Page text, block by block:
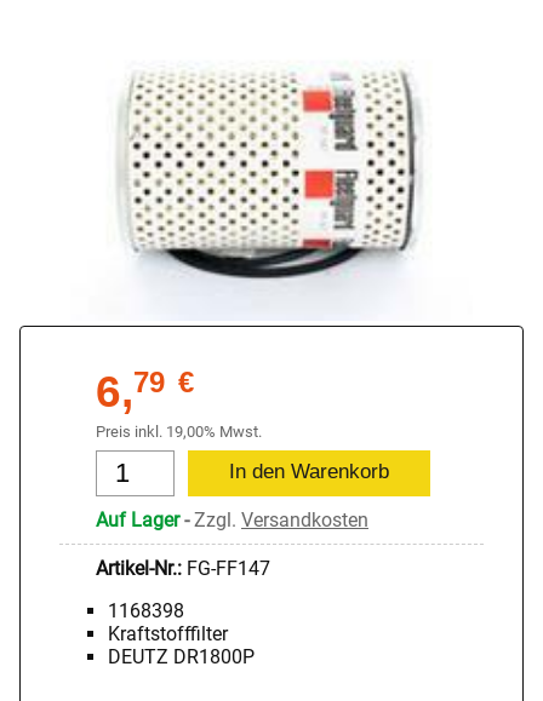
6,79 €
Preis inkl. 19,00% Mwst.
Auf Lager-Zzgl. Versandkosten
Artikel-Nr.: FG-FF147
1168398
Kraftstofffilter
DEUTZ DR1800P